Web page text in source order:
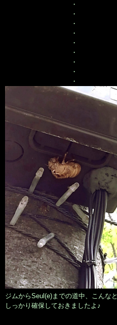
・
・
・
・
・
・
・
・
・
ジムからSeul(e)までの道中、こんな
しっかり確保しておきましたよ♪